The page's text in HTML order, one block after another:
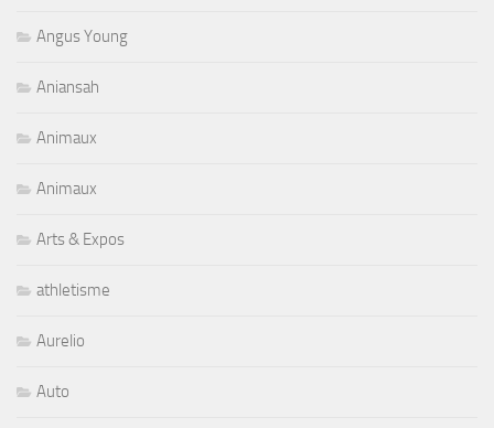
Angus Young
Aniansah
Animaux
Animaux
Arts & Expos
athletisme
Aurelio
Auto